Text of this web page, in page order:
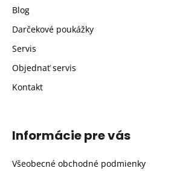
Blog
Darčekové poukážky
Servis
Objednať servis
Kontakt
Informácie pre vás
Všeobecné obchodné podmienky